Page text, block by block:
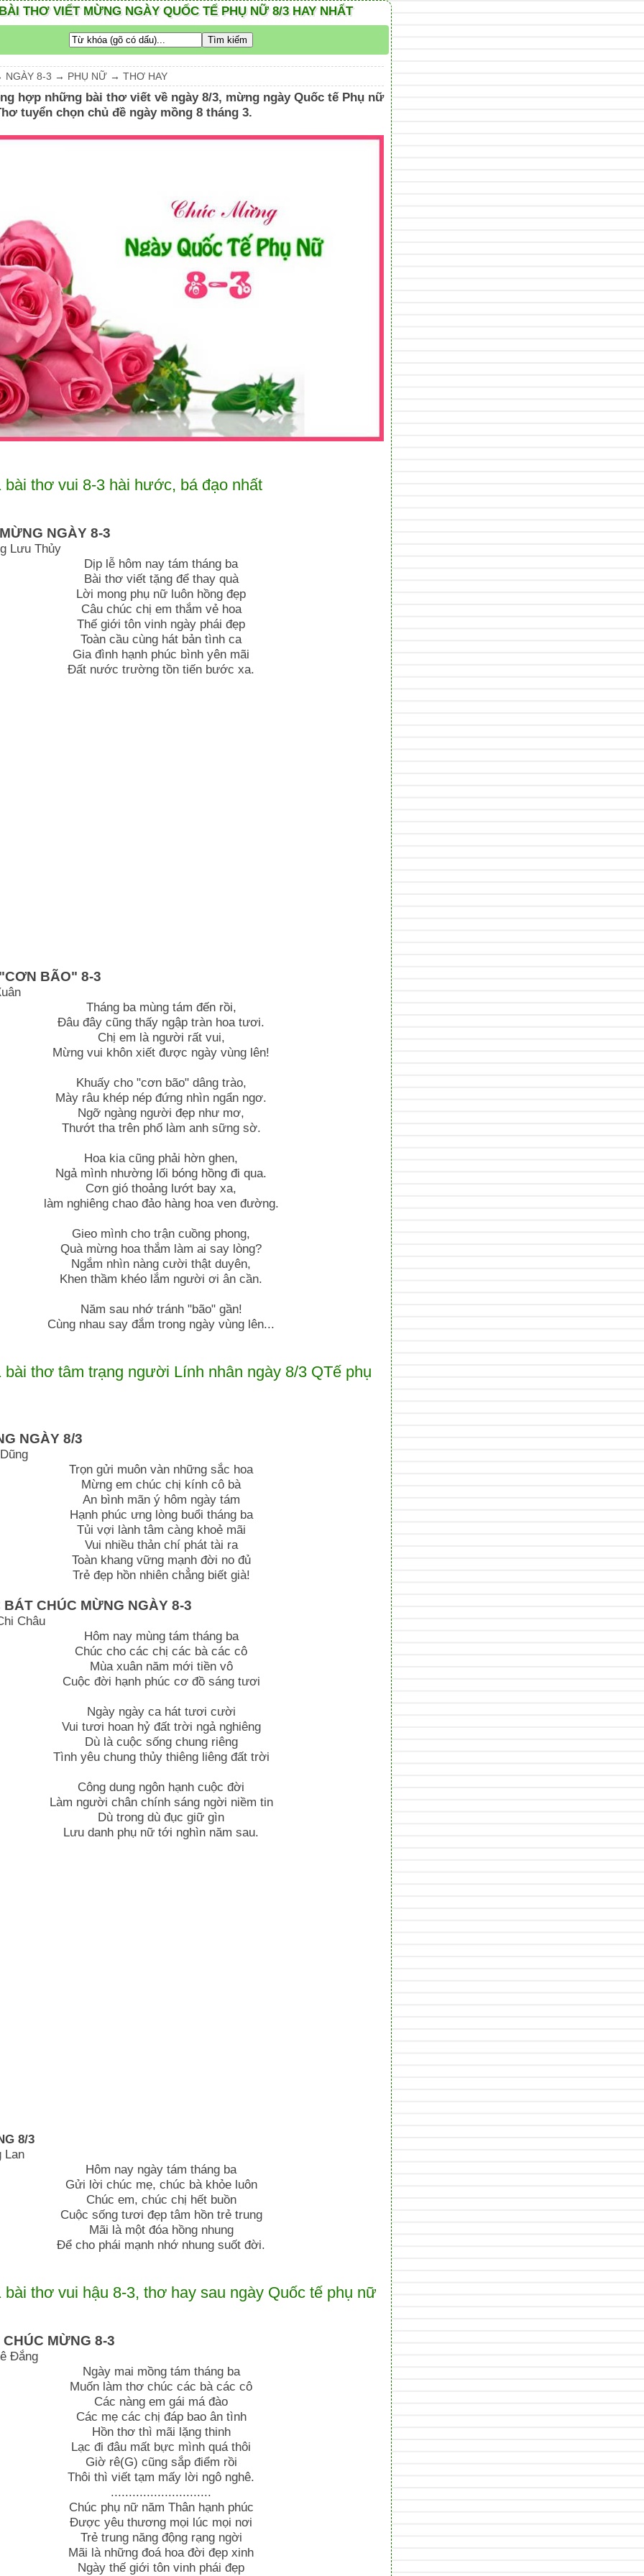
THƠ VIẾT MỪNG NGÀY QUỐC TẾ PHỤ NỮ 8/3 HAY NHẤT
NGÀY 8-3 → PHỤ NỮ → THƠ HAY
hợp những bài thơ viết về ngày 8/3, mừng ngày Quốc tế Phụ nữ
tuyển chọn chủ đề ngày mồng 8 tháng 3.
bài thơ vui 8-3 hài hước, bá đạo nhất
NGÀY 8-3
Lưu Thủy
Dịp lễ hôm nay tám tháng ba
Bài thơ viết tặng để thay quà
Lời mong phụ nữ luôn hồng đẹp
Câu chúc chị em thắm vẻ hoa
Thế giới tôn vinh ngày phái đẹp
Toàn cầu cùng hát bản tình ca
Gia đình hạnh phúc bình yên mãi
Đất nước trường tồn tiến bước xa.
BÃO" 8-3
Tháng ba mùng tám đến rồi,
Đâu đây cũng thấy ngập tràn hoa tươi.
Chị em là người rất vui,
Mừng vui khôn xiết được ngày vùng lên!
Khuấy cho "cơn bão" dâng trào,
Mày râu khép nép đứng nhìn ngẩn ngơ.
Ngỡ ngàng người đẹp như mơ,
Thướt tha trên phố làm anh sững sờ.
Hoa kia cũng phải hờn ghen,
Ngả mình nhường lối bóng hồng đi qua.
Cơn gió thoảng lướt bay xa,
làm nghiêng chao đảo hàng hoa ven đường.
Gieo mình cho trận cuồng phong,
Quà mừng hoa thắm làm ai say lòng?
Ngắm nhìn nàng cười thật duyên,
Khen thầm khéo lắm người ơi ân cần.
Năm sau nhớ tránh "bão" gần!
Cùng nhau say đắm trong ngày vùng lên...
bài thơ tâm trạng người Lính nhân ngày 8/3 QTế phụ
NGÀY 8/3
Trọn gửi muôn vàn những sắc hoa
Mừng em chúc chị kính cô bà
An bình mãn ý hôm ngày tám
Hạnh phúc ưng lòng buổi tháng ba
Tủi vợi lành tâm càng khoẻ mãi
Vui nhiều thản chí phát tài ra
Toàn khang vững mạnh đời no đủ
Trẻ đẹp hồn nhiên chẳng biết già!
BÁT CHÚC MỪNG NGÀY 8-3
Châu
Hôm nay mùng tám tháng ba
Chúc cho các chị các bà các cô
Mùa xuân năm mới tiền vô
Cuộc đời hạnh phúc cơ đồ sáng tươi
Ngày ngày ca hát tươi cười
Vui tươi hoan hỷ đất trời ngả nghiêng
Dù là cuộc sống chung riêng
Tình yêu chung thủy thiêng liêng đất trời
Công dung ngôn hạnh cuộc đời
Làm người chân chính sáng ngời niềm tin
Dù trong dù đục giữ gìn
Lưu danh phụ nữ tới nghìn năm sau.
8/3
Lan
Hôm nay ngày tám tháng ba
Gửi lời chúc mẹ, chúc bà khỏe luôn
Chúc em, chúc chị hết buồn
Cuộc sống tươi đẹp tâm hồn trẻ trung
Mãi là một đóa hồng nhung
Để cho phái mạnh nhớ nhung suốt đời.
bài thơ vui hậu 8-3, thơ hay sau ngày Quốc tế phụ nữ
MỪNG 8-3
Đắng
Ngày mai mồng tám tháng ba
Muốn làm thơ chúc các bà các cô
Các nàng em gái má đào
Các mẹ các chị đáp bao ân tình
Hồn thơ thì mãi lặng thinh
Lạc đi đâu mất bực mình quá thôi
Giờ rê(G) cũng sắp điểm rồi
Thôi thì viết tạm mấy lời ngô nghê.
............................
Chúc phụ nữ năm Thân hạnh phúc
Được yêu thương mọi lúc mọi nơi
Trẻ trung năng động rạng ngời
Mãi là những đoá hoa đời đẹp xinh
Ngày thế giới tôn vinh phái đẹp